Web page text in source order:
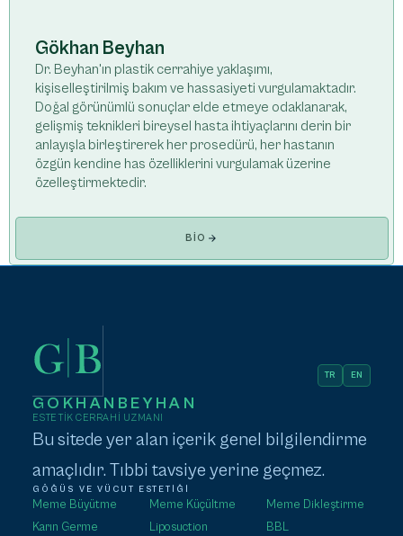
Gökhan Beyhan
Dr. Beyhan'ın plastik cerrahiye yaklaşımı,
kişiselleştirilmiş bakım ve hassasiyeti vurgulamaktadır.
Doğal görünümlü sonuçlar elde etmeye odaklanarak,
gelişmiş teknikleri bireysel hasta ihtiyaçlarını derin bir
anlayışla birleştirerek her prosedürü, her hastanın
özgün kendine has özelliklerini vurgulamak üzerine
özelleştirmektedir.
BIO
GOKHANBEYHAN
ESTETIK CERRAHI UZMANI
TR EN
Bu sitede yer alan içerik genel bilgilendirme
amaçlıdır. Tıbbi tavsiye yerine geçmez.
GÖĞÜS VE VÜCUT ESTETIĞI
Meme Büyütme Meme Küçültme
Meme Dikleştirme
Karın Germe
Liposuction BBL